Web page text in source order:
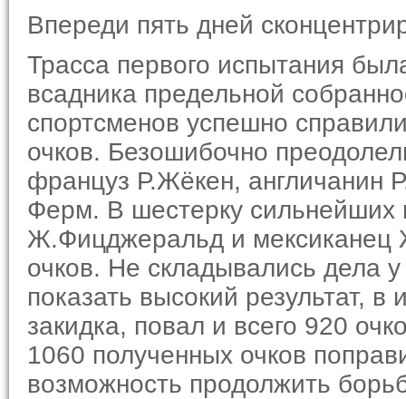
Впереди пять дней
Трасса первого испытания
всадника предельной
спортсменов успешно
очков. Безошибочно
француз Р.Жёкен, англичанин
Ферм. В шестерку сильнейших
Ж.Фицджеральд и мексиканец
очков. Не складывались дела
показать высокий результат,
закидка, повал и всего 920
1060 полученных очков
возможность продолжить